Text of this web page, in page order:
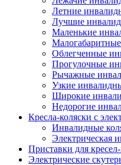
Летние
Лучшие
Маленькие
Облегченные
Прогулочные
Рычажные
Узкие
Широкие
Недорогие
Кресла-коляски с
Инвалидные
Электрическая
Приставки для
Электрические